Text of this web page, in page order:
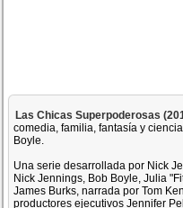
Las Chicas Superpoderosas
comedia, familia, fantasía y
Boyle.
Una serie desarrollada por Nick
Nick Jennings, Bob Boyle, Julia
James Burks, narrada por Tom
productores ejecutivos Jennifer